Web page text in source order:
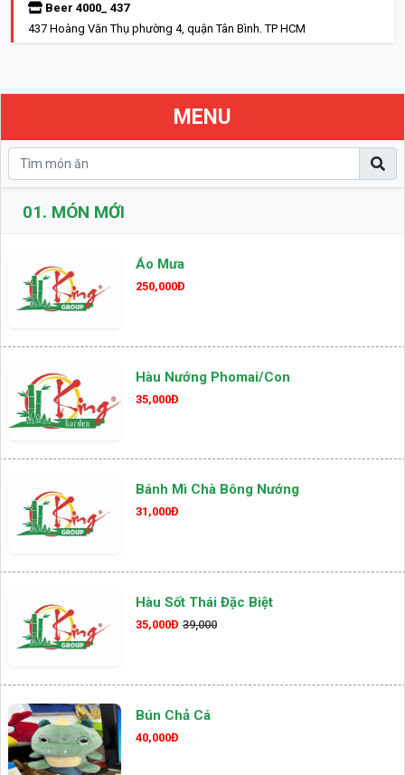
Beer 4000_ 437
437 Hoàng Văn Thụ phường 4, quận Tân Bình. TP HCM
MENU
01. MÓN MỚI
Áo Mưa
250,000Đ
Hàu Nướng Phomai/con
35,000Đ
Bánh Mì Chà Bông Nướng
31,000Đ
Hàu Sốt Thái Đặc Biệt
35,000Đ 39,000
Bún Chả Cá
40,000Đ